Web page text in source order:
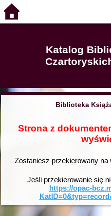
Katalog
Biblioteka
Strona z
Zostaniesz przekierowany na
Jeśli przekierowanie się
https://opac-